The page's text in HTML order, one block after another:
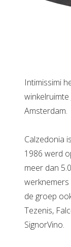
Intimissimi
Amsterdam.
Calzedonia
1986 werd
meer dan
de groep
Tezenis,
SignorVino.